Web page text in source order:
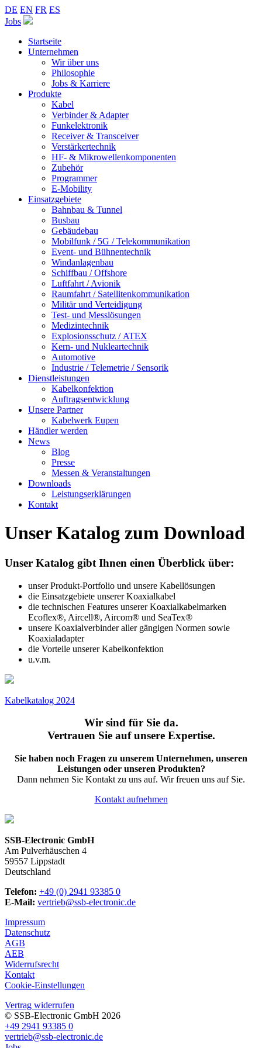
DE EN FR ES
Jobs
Startseite
Unternehmen
Wir über uns
Philosophie
Jobs & Karriere
Produkte
Kabel
Verbinder & Adapter
Funkelektronik
Receiver & Transceiver
Verstärkertechnik
HF- & Mikrowellenkomponenten
Zubehör
Programmer
E-Mobility
Einsatzgebiete
Bahnbau & Tunnel
Busbau
Gebäudebau
Mobilfunk / 5G / Telekommunikation
Event- und Bühnentechnik
Windanlagenbau
Schiffbau / Offshore
Luftfahrt / Avionik
Raumfahrt / Satellitenkommunikation
Militär und Verteidigung
Test- und Messlösungen
Medizintechnik
Explosionsschutz / ATEX
Kern- und Nukleartechnik
Automotive
Industrie / Telemetrie / Sensorik
Dienstleistungen
Kabelkonfektion
Auftragsentwicklung
Unsere Partner
Kabelwerk Eupen
Händler werden
News
Blog
Presse
Messen & Veranstaltungen
Downloads
Leistungserklärungen
Kontakt
Unser Katalog zum Download
Unser Katalog gibt Ihnen einen Überblick über:
unser Produkt-Portfolio und unsere Kabellösungen
die Einsatzgebiete unserer Koaxialkabel
die technischen Features unserer Koaxialkabelmarken
Ecoflex®, Aircell®, Aircom® und SeaTex®
unsere Koaxialverbinder aller gängigen Normen sowie
Koaxialadapter
die Vorteile unserer Kabelkonfektion
u.v.m.
Kabelkatalog 2024
Wir sind für Sie da.
Vertrauen Sie auf unsere Expertise.
Sie haben noch Fragen zu unserem Unternehmen, unseren
Leistungen oder unseren Produkten?
Dann nehmen Sie Kontakt zu uns auf. Wir freuen uns auf Sie.
Kontakt aufnehmen
SSB-Electronic GmbH
Am Pulverhäuschen 4
59557 Lippstadt
Deutschland
Telefon: +49 (0) 2941 93385 0
E-Mail: vertrieb@ssb-electronic.de
Impressum
Datenschutz
AGB
AEB
Widerrufsrecht
Kontakt
Cookie-Einstellungen
Vertrag widerrufen
© SSB-Electronic GmbH 2026
+49 2941 93385 0
vertrieb@ssb-electronic.de